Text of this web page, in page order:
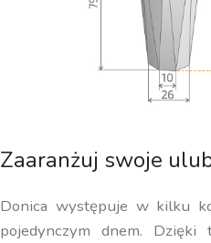
Zaaranżuj swoje
Donica występuje w kilku
pojedynczym dnem. Dzięki